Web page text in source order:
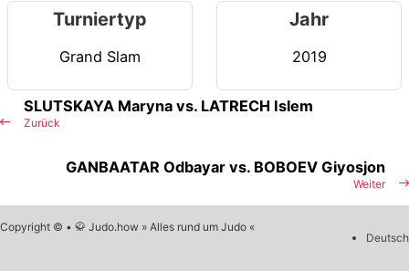
Turniertyp
Grand Slam
Jahr
2019
Zurück
SLUTSKAYA Maryna vs. LATRECH Islem
Weiter
GANBAATAR Odbayar vs. BOBOEV Giyosjon
Copyright © • 🥋 Judo.how » Alles rund um Judo «
Deutsch